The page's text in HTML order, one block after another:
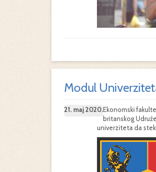
Modul
21. maj 2020.Ekonomski
britanskog
univerziteta da